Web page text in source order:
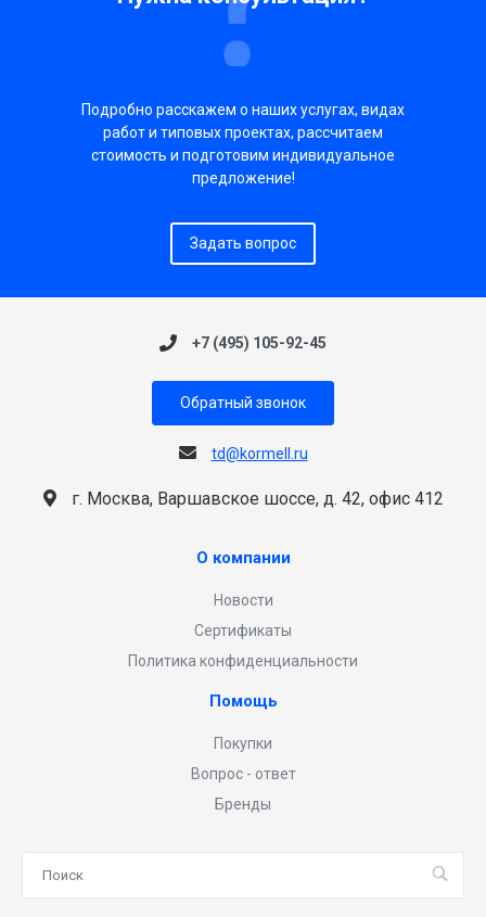
Подробно расскажем о наших услугах, видах
работ и типовых проектах, рассчитаем
стоимость и подготовим индивидуальное
предложение!
Задать вопрос
+7 (495) 105-92-45
Обратный звонок
td@kormell.ru
г. Москва, Варшавское шоссе, д. 42, офис 412
О компании
Новости
Сертификаты
Политика конфиденциальности
Помощь
Покупки
Вопрос - ответ
Бренды